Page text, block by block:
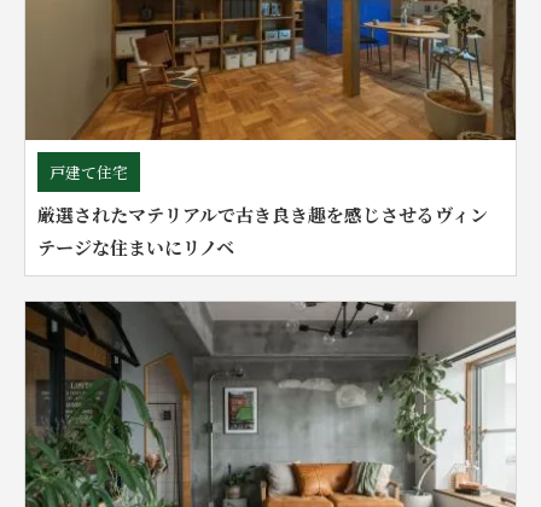
戸建て住宅
厳選されたマテリアルで古き良き趣を感じさせるヴィン
テージな住まいにリノベ